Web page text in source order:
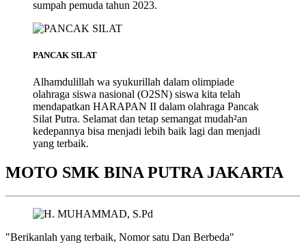
sumpah pemuda tahun 2023.
PANCAK SILAT
Alhamdulillah wa syukurillah dalam olimpiade
olahraga siswa nasional (O2SN) siswa kita telah
mendapatkan HARAPAN II dalam olahraga Pancak
Silat Putra. Selamat dan tetap semangat mudah²an
kedepannya bisa menjadi lebih baik lagi dan menjadi
yang terbaik.
MOTO SMK BINA PUTRA JAKARTA
"Berikanlah yang terbaik, Nomor satu Dan Berbeda"